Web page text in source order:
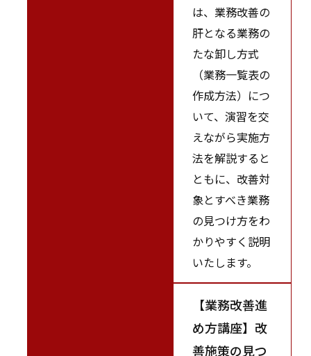
は、業務改善の
肝となる業務の
たな卸し方式
（業務一覧表の
作成方法）につ
いて、演習を交
えながら実施方
法を解説すると
ともに、改善対
象とすべき業務
の見つけ方をわ
かりやすく説明
いたします。
【業務改善進
め方講座】改
善施策の見つ